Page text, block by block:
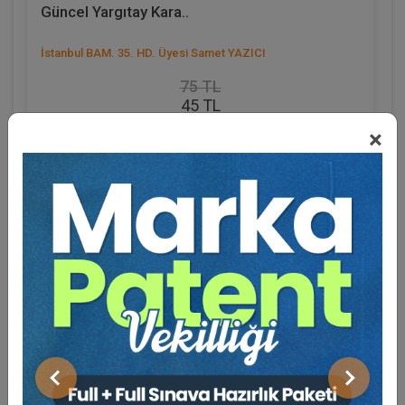
×
Önceki Sonraki
Güncel Yargıtay Kara..
İstanbul BAM. 35. HD. Üyesi Samet YAZICI
75 TL
45 TL
%40
Eğitmen Hakkında
Sosyal Medya